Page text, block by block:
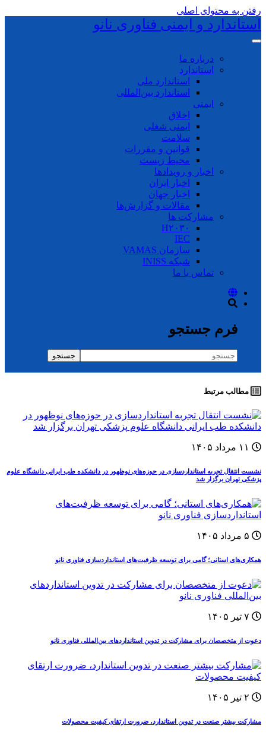
رفتن به محتوای اصلی
استاندارد و ایمنی فناوری نانو
درباره ما
استاندارد
استاندارد ملی
استاندارد بین‌المللی
ایمنی
اخلاق
ایمنی شغلی
سلامت
قوانین و مقررات
محیط زیست
اخبار و رویدادها
اخبار ایران
اخبار جهان
مقالات و گزارش‌ها
مشارکت ها
H۲۰۳۰
IEC
سازمان VAMAS
شبکه INISS
تماس با ما
فرم جستجو
جستجو
مطالب مرتبط
نشست انتقال تجربه استانداردسازی در حوزه‌های نوظهور در دانشکده طب ایرانی دانشگاه علوم
پزشکی تهران برگزار شد
همکاری‌های استانی؛ گامی برای توسعه ظرفیت‌های استانداردسازی فناوری نانو
دعوت از متخصصان برای مشارکت در تدوین استانداردهای بین‌المللی فناوری نانو
مشارکت بیشتر صنعت در تدوین استاندارد، ضرورت ارتقای کیفیت محصولات